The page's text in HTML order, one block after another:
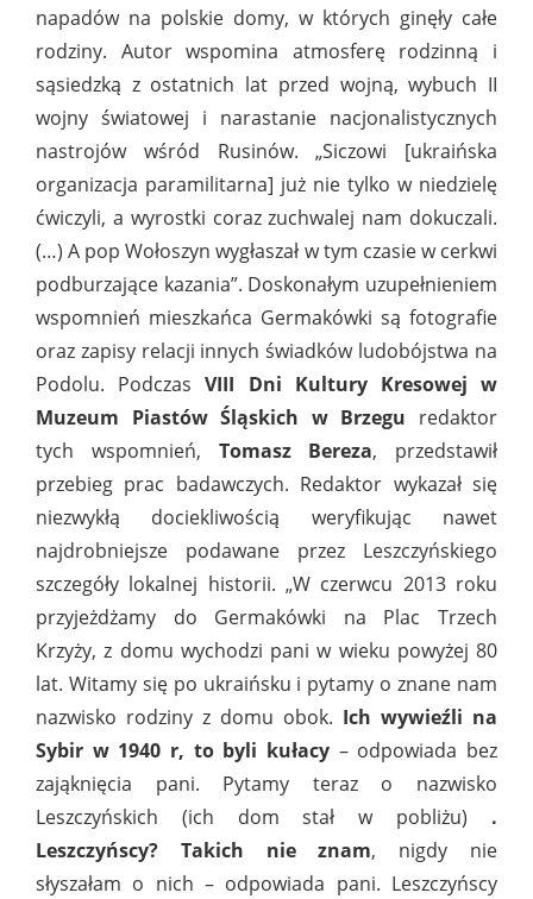
napadów na polskie domy, w których ginęły całe
rodziny. Autor wspomina atmosferę rodzinną i
sąsiedzką z ostatnich lat przed wojną, wybuch II
wojny światowej i narastanie nacjonalistycznych
nastrojów wśród Rusinów. „Siczowi [ukraińska
organizacja paramilitarna] już nie tylko w niedzielę
ćwiczyli, a wyrostki coraz zuchwalej nam dokuczali.
(…) A pop Wołoszyn wygłaszał w tym czasie w cerkwi
podburzające kazania”. Doskonałym uzupełnieniem
wspomnień mieszkańca Germakówki są fotografie
oraz zapisy relacji innych świadków ludobójstwa na
Podolu. PodczasVIII Dni Kultury Kresowej w
Muzeum Piastów Śląskich w Brzegu redaktor
tych wspomnień, Tomasz Bereza, przedstawił
przebieg prac badawczych. Redaktor wykazał się
niezwykłą dociekliwością weryfikując nawet
najdrobniejsze podawane przez Leszczyńskiego
szczegóły lokalnej historii. „W czerwcu 2013 roku
przyjeżdżamy do Germakówki na Plac Trzech
Krzyży, z domu wychodzi pani w wieku powyżej 80
lat. Witamy się po ukraińsku i pytamy o znane nam
nazwisko rodziny z domu obok. Ich wywieźli na
Sybir w 1940 r, to byli kułacy – odpowiada bez
zająknięcia pani. Pytamy teraz o nazwisko
Leszczyńskich (ich dom stał w pobliżu) .
Leszczyńscy? Takich nie znam, nigdy nie
słyszałam o nich – odpowiada pani. Leszczyńscy